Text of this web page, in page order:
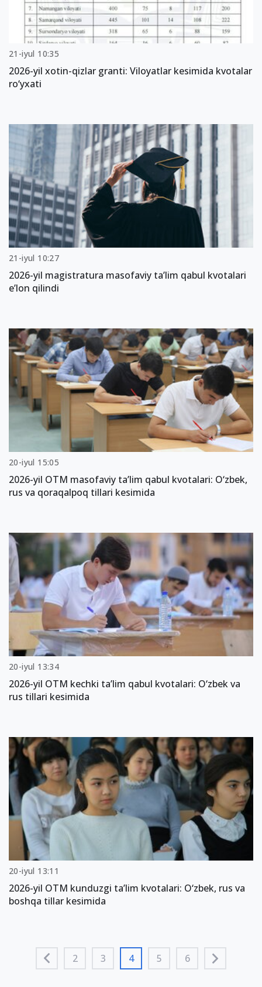
21-iyul 10:35
2026-yil xotin-qizlar granti: Viloyatlar kesimida kvotalar
ro‘yxati
21-iyul 10:27
2026-yil magistratura masofaviy ta’lim qabul kvotalari
e’lon qilindi
20-iyul 15:05
2026-yil OTM masofaviy ta’lim qabul kvotalari: O‘zbek,
rus va qoraqalpoq tillari kesimida
20-iyul 13:34
2026-yil OTM kechki ta’lim qabul kvotalari: O‘zbek va
rus tillari kesimida
20-iyul 13:11
2026-yil OTM kunduzgi ta’lim kvotalari: O‘zbek, rus va
boshqa tillar kesimida
2 3 4 5 6